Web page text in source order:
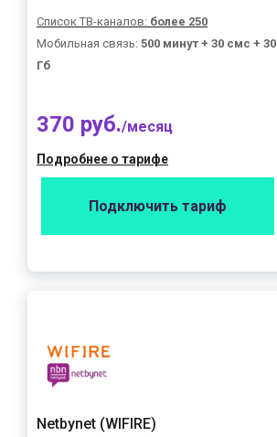
Список ТВ-каналов: более 250
Мобильная связь: 500 минут + 30 смс + 30
Гб
370 руб./месяц
Подробнее о тарифе
Подключить тариф
Netbynet (WIFIRE)